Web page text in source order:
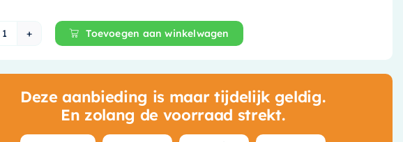
Hotbath Mate Hoofddouche - 30 cm - Chroom - M107CR aantal
Toevoegen aan winkelwagen
Deze aanbieding is maar tijdelijk geldig.
En zolang de voorraad strekt.